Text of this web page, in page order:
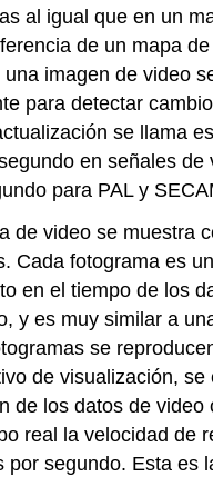
al igual que en un
de un mapa
imagen de video
para detectar
se llama
en señales de
para PAL y
de video se muestra
Cada fotograma es
en el tiempo de los
y es muy similar a
se
de visualización, se
de los datos de video
real la velocidad de
por segundo. Esta es